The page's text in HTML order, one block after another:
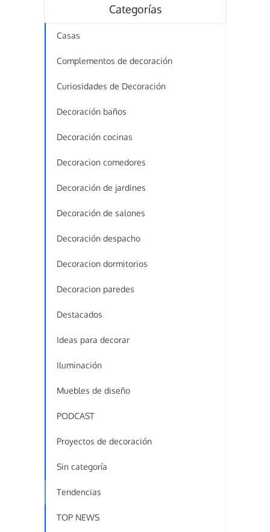
Categorías
Casas
Complementos de decoración
Curiosidades de Decoración
Decoración baños
Decoración cocinas
Decoracion comedores
Decoración de jardines
Decoración de salones
Decoración despacho
Decoracion dormitorios
Decoracion paredes
Destacados
Ideas para decorar
Iluminación
Muebles de diseño
PODCAST
Proyectos de decoración
Sin categoría
Tendencias
TOP NEWS